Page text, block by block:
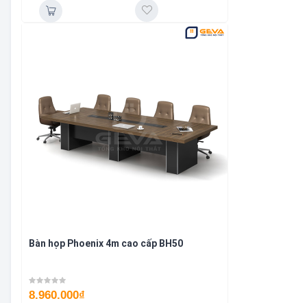
Bàn họp Phoenix 4m cao cấp BH50
8.960.000₫